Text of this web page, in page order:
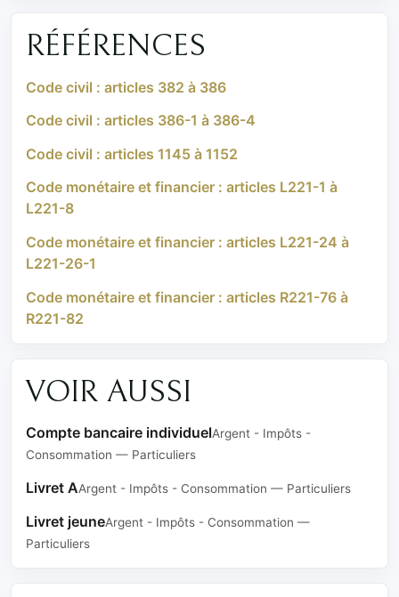
RÉFÉRENCES
Code civil : articles 382 à 386
Code civil : articles 386-1 à 386-4
Code civil : articles 1145 à 1152
Code monétaire et financier : articles L221-1 à
L221-8
Code monétaire et financier : articles L221-24 à
L221-26-1
Code monétaire et financier : articles R221-76 à
R221-82
VOIR AUSSI
Compte bancaire individuelArgent - Impôts -
Consommation — Particuliers
Livret AArgent - Impôts - Consommation — Particuliers
Livret jeuneArgent - Impôts - Consommation —
Particuliers